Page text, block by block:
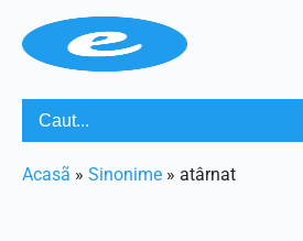
Acasã » Sinonime » atârnat